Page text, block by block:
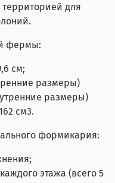
для
фермы:
см;
размеры)
размеры)
см3.
формикария:
этажа (всего 5